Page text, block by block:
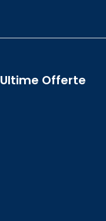
Ultime Offerte